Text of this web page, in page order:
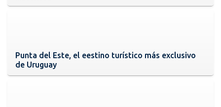
Punta del Este, el eestino turístico más exclusivo
de Uruguay